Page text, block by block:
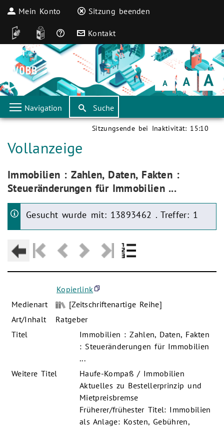
Mein Konto Sitzung beenden
DGS Leichte Sprache
Häufige Fragen
Kontakt
Schrift
klein Schrift
normal Schrift
groß
Navigation Suche
Sitzungsende bei Inaktivität: 15:10
Aktuelle Seite:
Vollanzeige
Aktuelle Seite:
Immobilien : Zahlen, Daten, Fakten :
Steueränderungen für Immobilien ...
Gesucht wurde mit: 13893462 . Treffer: 1
Kopierlink
Medienart
[Zeitschriftenartige Reihe]
Art/Inhalt
Ratgeber
Titel
Immobilien : Zahlen, Daten, Fakten
: Steueränderungen für Immobilien
...
Weitere Titel
Haufe-Kompaß / Immobilien
Aktuelles zu Bestellerprinzip und
Mietpreisbremse
Früherer/frühester Titel: Immobilien
als Anlage: Kosten, Gebühren,